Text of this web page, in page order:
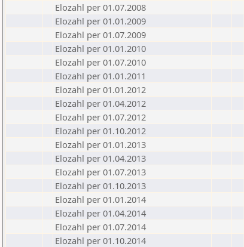
Elozahl per 01.07.2008
Elozahl per 01.01.2009
Elozahl per 01.07.2009
Elozahl per 01.01.2010
Elozahl per 01.07.2010
Elozahl per 01.01.2011
Elozahl per 01.01.2012
Elozahl per 01.04.2012
Elozahl per 01.07.2012
Elozahl per 01.10.2012
Elozahl per 01.01.2013
Elozahl per 01.04.2013
Elozahl per 01.07.2013
Elozahl per 01.10.2013
Elozahl per 01.01.2014
Elozahl per 01.04.2014
Elozahl per 01.07.2014
Elozahl per 01.10.2014